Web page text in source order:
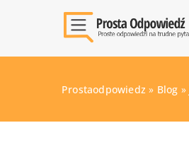
Prostaodpowiedz » Blog »